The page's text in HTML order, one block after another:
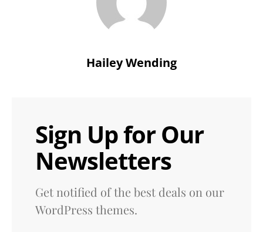
Hailey Wending
Sign Up for Our
Newsletters
Get notified of the best deals on our
WordPress themes.